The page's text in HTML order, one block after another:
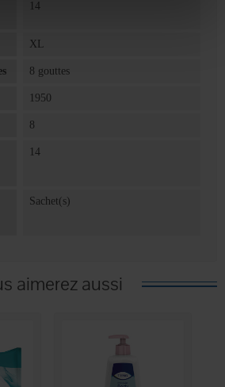
14
XL
8 gouttes
1950
8
14
Sachet(s)
aimerez aussi